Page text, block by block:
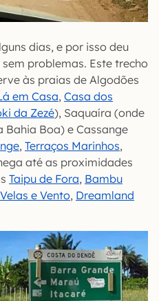
dias, e por isso deu
problemas. Este trecho
às praias de Algodões
em Casa, Casa dos
da Zezé), Saquaíra (onde
Bahia Boa) e Cassange
, Terraços Marinhos,
até as proximidades
Taipu de Fora, Bambu
Velas e Vento, Dreamland